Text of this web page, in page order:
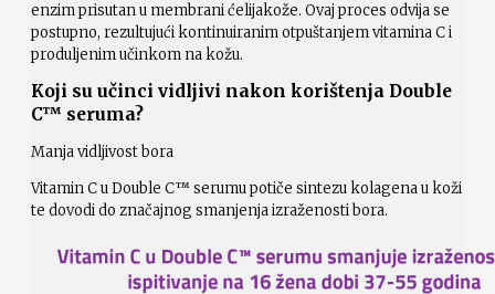
enzim prisutan u membrani ćelijakože. Ovaj proces odvija se
postupno, rezultujući kontinuiranim otpuštanjem vitamina C i
produljenim učinkom na kožu.
Koji su učinci vidljivi nakon korištenja Double
C™ seruma?
Manja vidljivost bora
Vitamin C u Double C™ serumu potiče sintezu kolagena u koži
te dovodi do značajnog smanjenja izraženosti bora.